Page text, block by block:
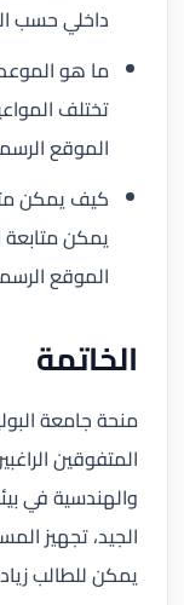
داخلي حسب
ما هو
تختلف
الموقع
كيف يمكن
يمكن
الموقع
الخاتمة
منحة جامعة
المتفوقين
والهندسية في
الجيد، تجهيز
يمكن للطالب